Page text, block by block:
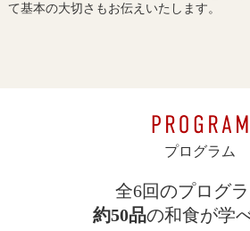
て基本の大切さもお伝えいたします。
プログラム
全6回のプログ
約50品の和食が学